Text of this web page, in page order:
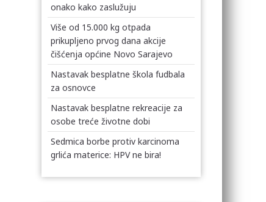
onako kako zaslužuju
Više od 15.000 kg otpada
prikupljeno prvog dana akcije
čišćenja općine Novo Sarajevo
Nastavak besplatne škola fudbala
za osnovce
Nastavak besplatne rekreacije za
osobe treće životne dobi
Sedmica borbe protiv karcinoma
grlića materice: HPV ne bira!